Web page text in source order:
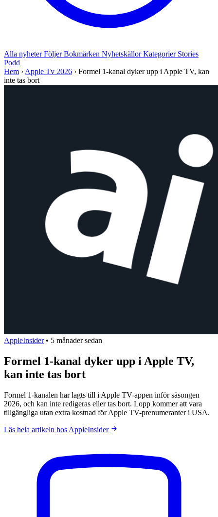
Alla nyheterFöljerBokmärken NyhetskällorKategorier Stories
Podd
Hem › Apple Tv 2026 › Formel 1-kanal dyker upp i Apple TV, kan
inte tas bort
AppleInsider • 5 månader sedan
Formel 1-kanal dyker upp i Apple TV,
kan inte tas bort
Formel 1-kanalen har lagts till i Apple TV-appen inför säsongen
2026, och kan inte redigeras eller tas bort. Lopp kommer att vara
tillgängliga utan extra kostnad för Apple TV-prenumeranter i USA.
Läs hela artikeln hos AppleInsider